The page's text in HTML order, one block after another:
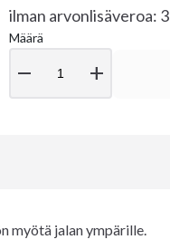
ilman arvonlisäveroa:
Määrä
remove add
myötä jalan ympärille.